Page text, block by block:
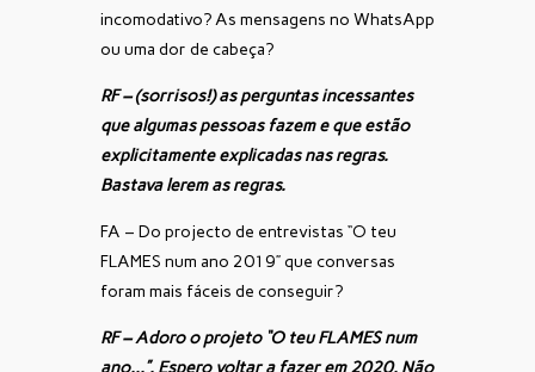
incomodativo? As mensagens no WhatsApp
ou uma dor de cabeça?
RF – (sorrisos!) as perguntas incessantes
que algumas pessoas fazem e que estão
explicitamente explicadas nas regras.
Bastava lerem as regras.
FA – Do projecto de entrevistas “O teu
FLAMES num ano 2019” que conversas
foram mais fáceis de conseguir?
RF – Adoro o projeto “O teu FLAMES num